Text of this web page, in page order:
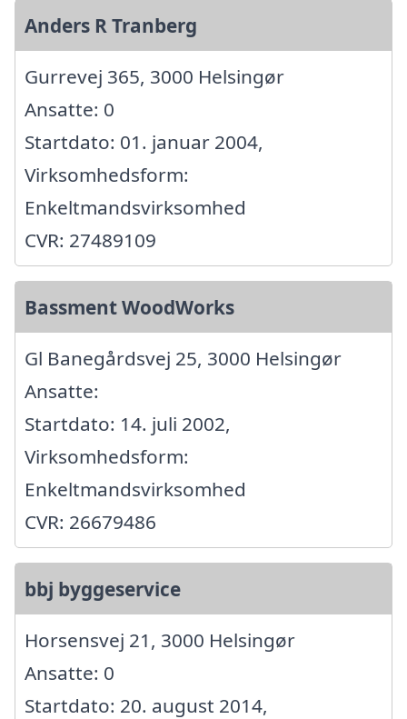
Anders R Tranberg
Gurrevej 365, 3000 Helsingør
Ansatte: 0
Startdato: 01. januar 2004,
Virksomhedsform:
Enkeltmandsvirksomhed
CVR: 27489109
Bassment WoodWorks
Gl Banegårdsvej 25, 3000 Helsingør
Ansatte:
Startdato: 14. juli 2002,
Virksomhedsform:
Enkeltmandsvirksomhed
CVR: 26679486
bbj byggeservice
Horsensvej 21, 3000 Helsingør
Ansatte: 0
Startdato: 20. august 2014,